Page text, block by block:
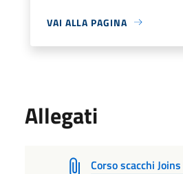
VAI ALLA PAGINA
Allegati
Corso scacchi